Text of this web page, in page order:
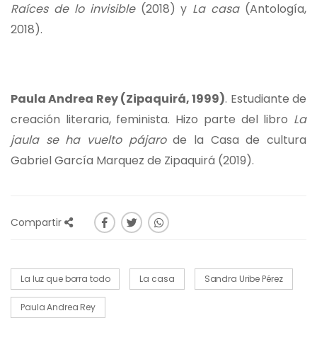
Raíces de lo invisible(2018) y La casa(Antología,
2018).
Paula Andrea Rey (Zipaquirá, 1999). Estudiante de
creación literaria, feminista. Hizo parte del libro La
jaula se ha vuelto pájarode la Casa de cultura
Gabriel García Marquez de Zipaquirá (2019).
Compartir
La luz que borra todo La casa Sandra Uribe Pérez
Paula Andrea Rey